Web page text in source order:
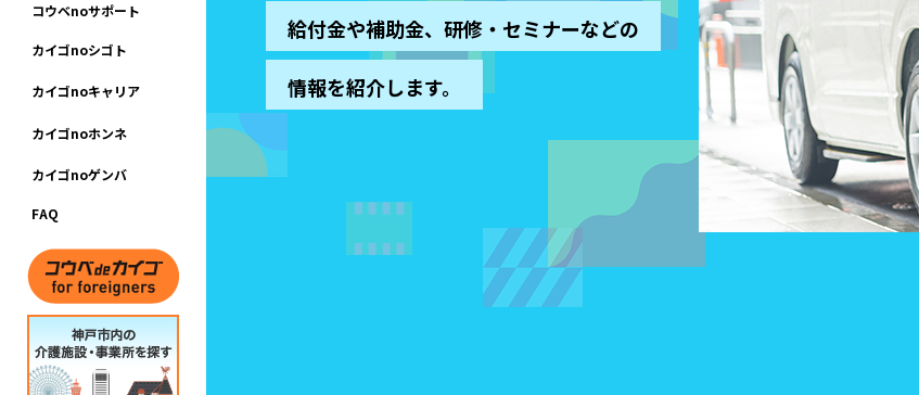
コウベnoサポー ト
カイゴnoシゴ ト
カイゴnoキャリア
カイゴnoホンネ
カイゴnoゲンバ
FAQ
給付金や補助金、研修・セミナーなどの
情報を紹介します。